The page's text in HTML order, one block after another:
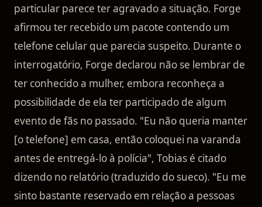
particular parece ter agravado a situação. Forge
afirmou ter recebido um pacote contendo um
telefone celular que parecia suspeito. Durante o
interrogatório, Forge declarou não se lembrar de
ter conhecido a mulher, embora reconheça a
possibilidade de ela ter participado de algum
evento de fãs no passado. "Eu não queria manter
[o telefone] em casa, então coloquei na varanda
antes de entregá-lo à polícia", Tobias é citado
dizendo no relatório (traduzido do sueco). "Eu me
sinto bastante reservado em relação a pessoas